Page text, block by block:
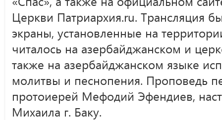
Церкви Патриархия.ru. Трансляция
экраны, установленные на
читалось на азербайджанском и
также на азербайджанском языке
молитвы и песнопения. Проповедь
протоиерей Мефодий Эфендиев,
Михаила г. Баку.